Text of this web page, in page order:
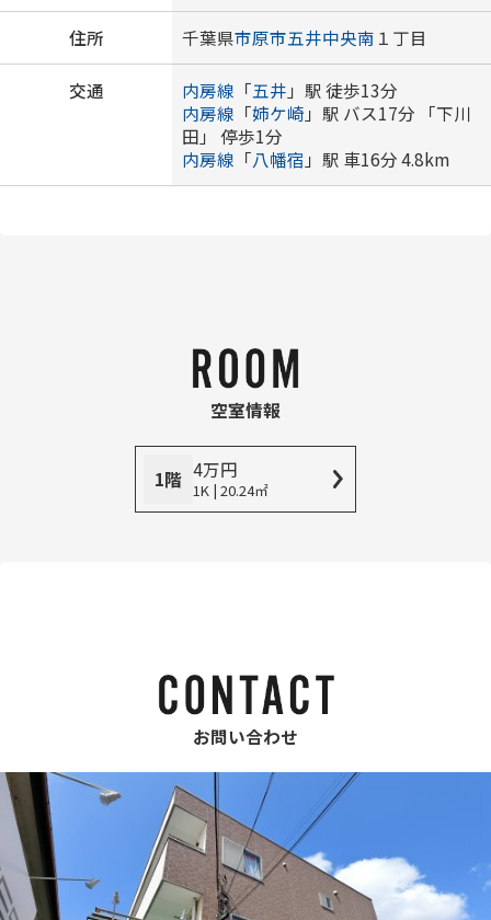
住所 千葉県市原市五井中央南 １丁目
交通 内房線 「五井 」駅 徒歩13分
内房線 「姉ケ崎 」駅 バス17分 「下川
田」 停歩1分
内房線 「八幡宿 」駅 車16分 4.8km
空室情報
1階 4万円
1K | 20.24㎡
お問い合わせ